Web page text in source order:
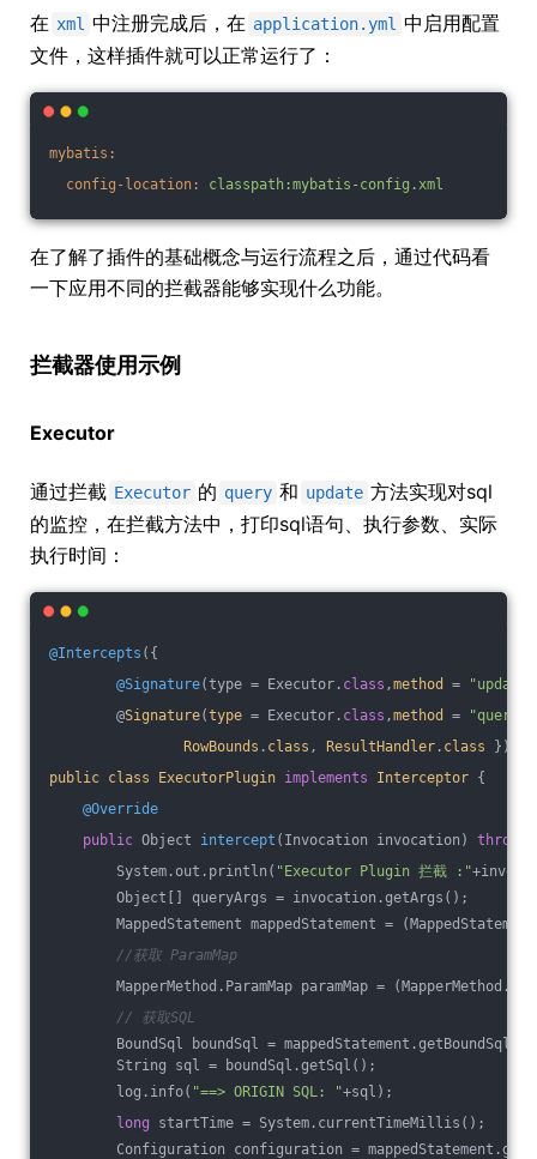
在 xml 中注册完成后，在 application.yml 中启用配置
文件，这样插件就可以正常运行了：
mybatis:
config-location:
classpath:mybatis-config.xml
在了解了插件的基础概念与运行流程之后，通过代码看
一下应用不同的拦截器能够实现什么功能。
拦截器使用示例
Executor
通过拦截 Executor 的 query 和 update 方法实现对sql
的监控，在拦截方法中，打印sql语句、执行参数、实际
执行时间：
@Intercepts ({
@Signature(type = Executor . class ,method = "update"
@Signature(type = Executor . class ,method = "query"
RowBounds . class , ResultHandler . class })})
public class ExecutorPlugin implements Interceptor {
@Override
public Object intercept (Invocation invocation) throws
System.out.println( "Executor Plugin 拦截 :"
Object[] queryArgs = invocation.getArgs();
MappedStatement mappedStatement =
//获取 ParamMap
MapperMethod.ParamMap paramMap =
// 获取SQL
BoundSql boundSql =
String sql = boundSql.getSql();
log.info( "==> ORIGIN SQL: "+sql);
long startTime = System.currentTimeMillis();
Configuration configuration =